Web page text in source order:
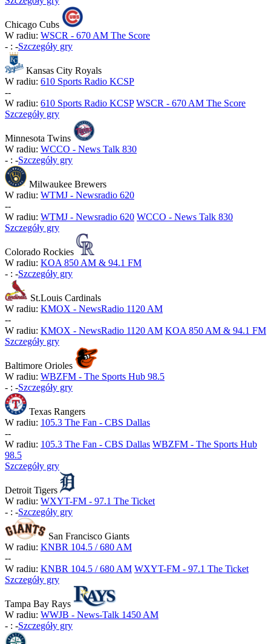
Chicago Cubs
W radiu: WSCR - 670 AM The Score
- : -Szczegóły gry
Kansas City Royals
W radiu: 610 Sports Radio KCSP
--
W radiu: 610 Sports Radio KCSP WSCR - 670 AM The Score
Szczegóły gry
Minnesota Twins
W radiu: WCCO - News Talk 830
- : -Szczegóły gry
Milwaukee Brewers
W radiu: WTMJ - Newsradio 620
--
W radiu: WTMJ - Newsradio 620 WCCO - News Talk 830
Szczegóły gry
Colorado Rockies
W radiu: KOA 850 AM & 94.1 FM
- : -Szczegóły gry
St.Louis Cardinals
W radiu: KMOX - NewsRadio 1120 AM
--
W radiu: KMOX - NewsRadio 1120 AM KOA 850 AM & 94.1 FM
Szczegóły gry
Baltimore Orioles
W radiu: WBZFM - The Sports Hub 98.5
- : -Szczegóły gry
Texas Rangers
W radiu: 105.3 The Fan - CBS Dallas
--
W radiu: 105.3 The Fan - CBS Dallas WBZFM - The Sports Hub
98.5
Szczegóły gry
Detroit Tigers
W radiu: WXYT-FM - 97.1 The Ticket
- : -Szczegóły gry
San Francisco Giants
W radiu: KNBR 104.5 / 680 AM
--
W radiu: KNBR 104.5 / 680 AM WXYT-FM - 97.1 The Ticket
Szczegóły gry
Tampa Bay Rays
W radiu: WWJB - News-Talk 1450 AM
- : -Szczegóły gry